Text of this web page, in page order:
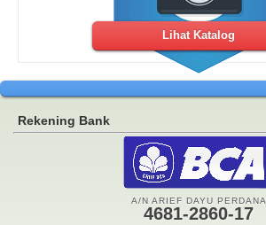
Lihat Katalog
Rekening Bank
A/N ARIEF DAYU PERDANA
4681-2860-17